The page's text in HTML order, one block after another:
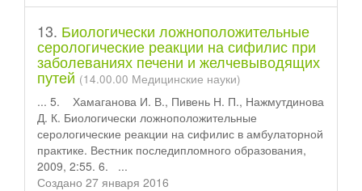
13. Биологически ложноположительные
серологические реакции на сифилис при
заболеваниях печени и желчевыводящих
путей (14.00.00 Медицинские науки)
... 5. Хамаганова И. В., Пивень Н. П., Нажмутдинова
Д. К. Биологически ложноположительные
серологические реакции на сифилис в амбулаторной
практике. Вестник последипломного образования,
2009, 2:55. 6. ...
Создано 27 января 2016